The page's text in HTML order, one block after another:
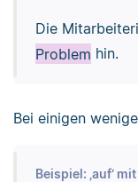
Die
Problem hin.
Bei einigen
Beispiel: ‚auf‘